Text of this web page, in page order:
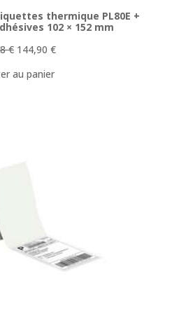
thermique PL80E +
102 × 152 mm
€ Le
initial
144,90 €Le
au panier